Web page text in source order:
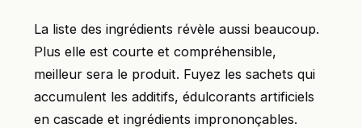
La liste des ingrédients révèle aussi beaucoup.
Plus elle est courte et compréhensible,
meilleur sera le produit. Fuyez les sachets qui
accumulent les additifs, édulcorants artificiels
en cascade et ingrédients imprononçables.